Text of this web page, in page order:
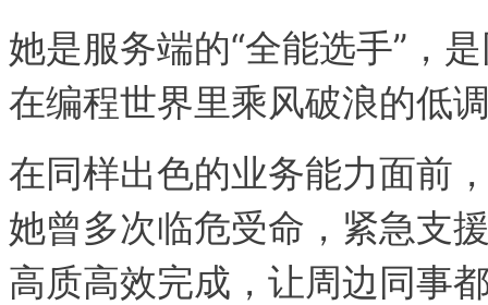
她是服务端的“全能选手”，
在编程世界里乘风破浪的低
在同样出色的业务能力面前
她曾多次临危受命，紧急支
高质高效完成，让周边同事